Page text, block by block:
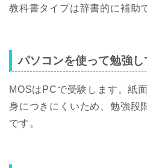
教科書タイプは辞書的に補助
パソコンを使って勉強
MOSはPCで受験します。紙
身につきにくいため、勉強段
です。